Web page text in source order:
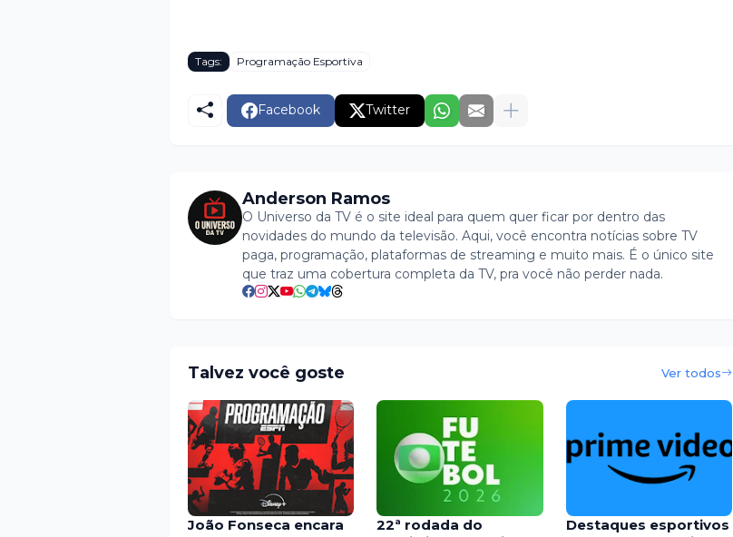
Tags: Programação Esportiva
Facebook Twitter
Anderson Ramos
O Universo da TV é o site ideal para quem quer ficar por dentro das
novidades do mundo da televisão. Aqui, você encontra notícias sobre TV
paga, programação, plataformas de streaming e muito mais. É o único site
que traz uma cobertura completa da TV, pra você não perder nada.
Talvez você goste Ver todos
João Fonseca encara
22ª rodada do
Destaques esportivos